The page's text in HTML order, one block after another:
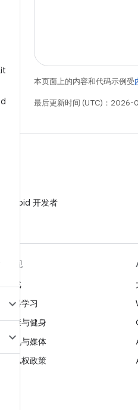
本页面上的内容和代码示例受
最后更新时间 (UTC)：2026-
Android 开发者
发现
游戏
机器学习
健康与健身
相机与媒体
隐私权政策